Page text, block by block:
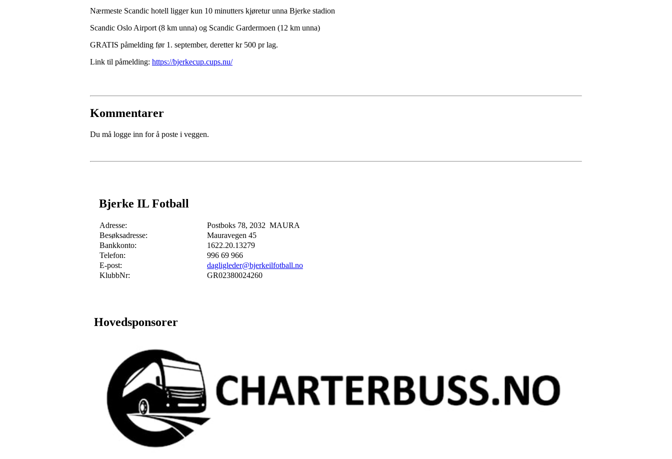
Nærmeste Scandic hotell ligger kun 10 minutters kjøretur unna Bjerke stadion
Scandic Oslo Airport (8 km unna) og Scandic Gardermoen (12 km unna)
GRATIS påmelding før 1. september, deretter kr 500 pr lag.
Link til påmelding: https://bjerkecup.cups.nu/
Kommentarer
Du må logge inn for å poste i veggen.
Bjerke IL Fotball
Adresse:
Postboks 78, 2032 MAURA
Besøksadresse:
Mauravegen 45
Bankkonto:
1622.20.13279
Telefon:
996 69 966
E-post:
dagligleder@bjerkeilfotball.no
KlubbNr:
GR02380024260
Hovedsponsorer